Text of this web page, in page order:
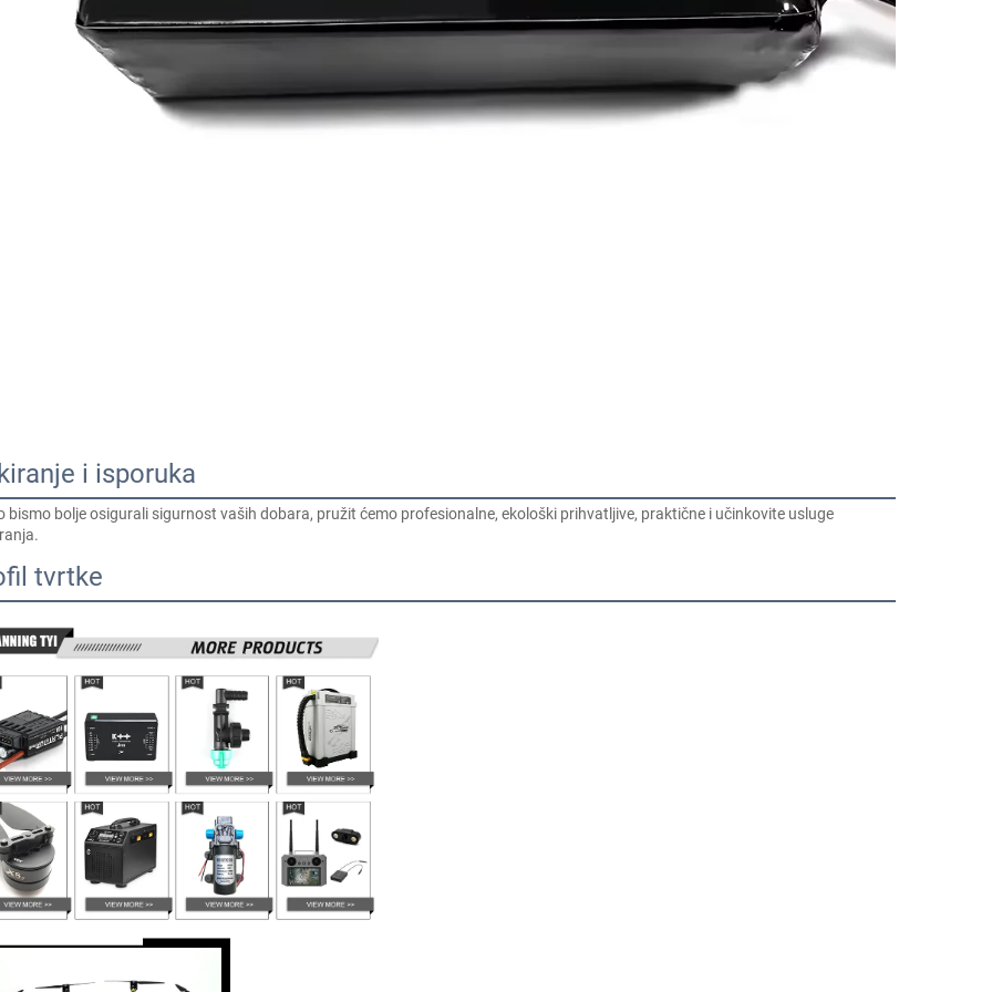
i isporuka
bismo bolje osigurali sigurnost vaših dobara, pružit ćemo profesionalne, ekološki prihvatljive, praktične i učinkovite usluge
tvrtke